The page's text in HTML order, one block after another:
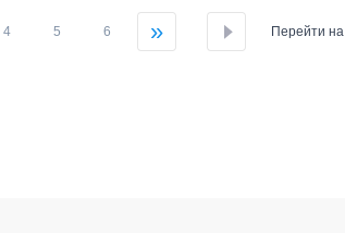
4 5 6 » Перейти